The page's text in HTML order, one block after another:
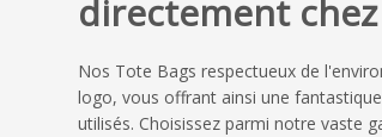
directement
Nos Tote Bags respectueux de
logo, vous offrant ainsi une
utilisés. Choisissez parmi notre vaste